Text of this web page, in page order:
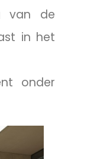
van de
in het
onder